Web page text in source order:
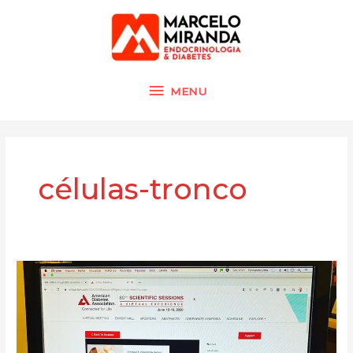
MENU
MENU
células-tronco
Atualização
em
diabetes